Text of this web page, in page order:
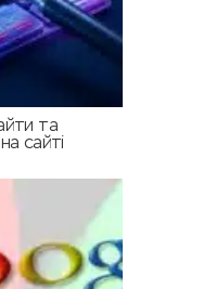
та
сайті